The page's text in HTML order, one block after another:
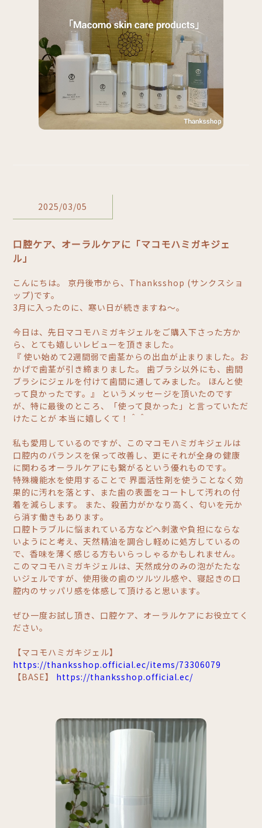
2025/03/05
口腔ケア、オーラルケアに「マコモハミガキジェ
ル」
こんにちは。 京丹後市から、Thanksshop (サンクスショ
ップ)です。
3月に入ったのに、寒い日が続きますね～。
今日は、先日マコモハミガキジェルをご購入下さった方か
ら、とても嬉しいレビューを頂きました。
『 使い始めて2週間弱で歯茎からの出血が止まりました。お
かげで歯茎が引き締まりました。 歯ブラシ以外にも、歯間
ブラシにジェルを付けて歯間に通してみました。 ほんと使
って良かったです。』 というメッセージを頂いたのです
が、特に最後のところ、「使って良かった」と言っていただ
けたことが 本当に嬉しくて！＾＾
私も愛用しているのですが、このマコモハミガキジェルは
口腔内のバランスを保って改善し、更にそれが全身の健康
に関わるオーラルケアにも繋がるという優れものです。
特殊機能水を使用することで 界面活性剤を使うことなく効
果的に汚れを落とす、また歯の表面をコートして汚れの付
着を減らします。 また、殺菌力がかなり高く、匂いを元か
ら消す働きもあります。
口腔トラブルに悩まれている方などへ刺激や負担にならな
いようにと考え、天然精油を調合し軽めに処方しているの
で、香味を薄く感じる方もいらっしゃるかもしれません。
このマコモハミガキジェルは、天然成分のみの泡がたたな
いジェルですが、使用後の歯のツルツル感や、寝起きの口
腔内のサッパリ感を体感して頂けると思います。
ぜひ一度お試し頂き、口腔ケア、オーラルケアにお役立てく
ださい。
【マコモハミガキジェル】
https://thanksshop.official.ec/items/73306079
【BASE】 https://thanksshop.official.ec/